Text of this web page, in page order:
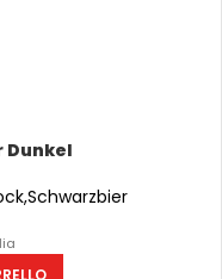
Dunkel
,Schwarzbier